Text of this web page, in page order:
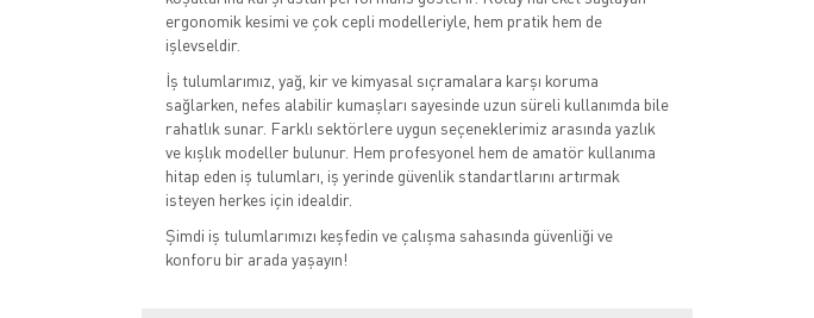
ergonomik kesimi ve çok cepli modelleriyle, hem pratik hem de
işlevseldir.
İş tulumlarımız, yağ, kir ve kimyasal sıçramalara karşı koruma
sağlarken, nefes alabilir kumaşları sayesinde uzun süreli kullanımda bile
rahatlık sunar. Farklı sektörlere uygun seçeneklerimiz arasında yazlık
ve kışlık modeller bulunur. Hem profesyonel hem de amatör kullanıma
hitap eden iş tulumları, iş yerinde güvenlik standartlarını artırmak
isteyen herkes için idealdir.
Şimdi iş tulumlarımızı keşfedin ve çalışma sahasında güvenliği ve
konforu bir arada yaşayın!